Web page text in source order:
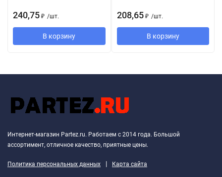
240,75 ₽ /шт.
В корзину
208,65 ₽ /шт.
В корзину
Интернет-магазин Partez.ru. Работаем с 2014 года. Большой
ассортимент, отличное качество, приятные цены.
Политика персональных данных | Карта сайта